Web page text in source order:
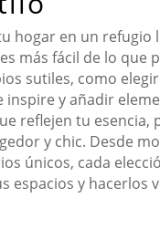
hogar en un refugio
más fácil de lo que
sutiles, como
inspire y añadir
reflejen tu esencia,
y chic. Desde
únicos, cada
espacios y hacerlos